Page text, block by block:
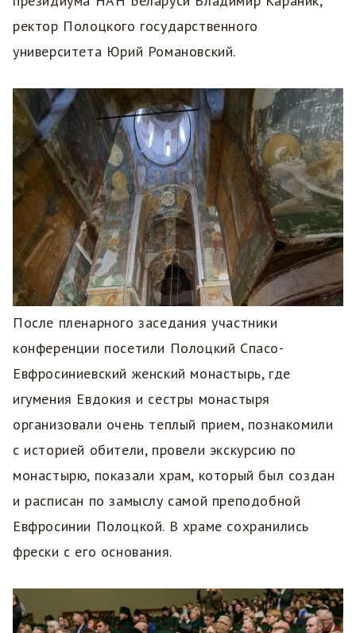
ректор Полоцкого государственного
университета Юрий Романовский.
После пленарного заседания участники
конференции посетили Полоцкий Спасо-
Евфросиниевский женский монастырь, где
игумения Евдокия и сестры монастыря
организовали очень теплый прием, познакомили
с историей обители, провели экскурсию по
монастырю, показали храм, который был создан
и расписан по замыслу самой преподобной
Евфросинии Полоцкой. В храме сохранились
фрески с его основания.